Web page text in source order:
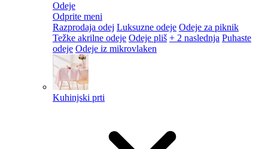
Odeje
Odprite meni
Razprodaja odej Luksuzne odeje Odeje za piknik
Težke akrilne odeje Odeje pliš + 2 naslednja Puhaste
odeje Odeje iz mikrovlaken
Kuhinjski prti